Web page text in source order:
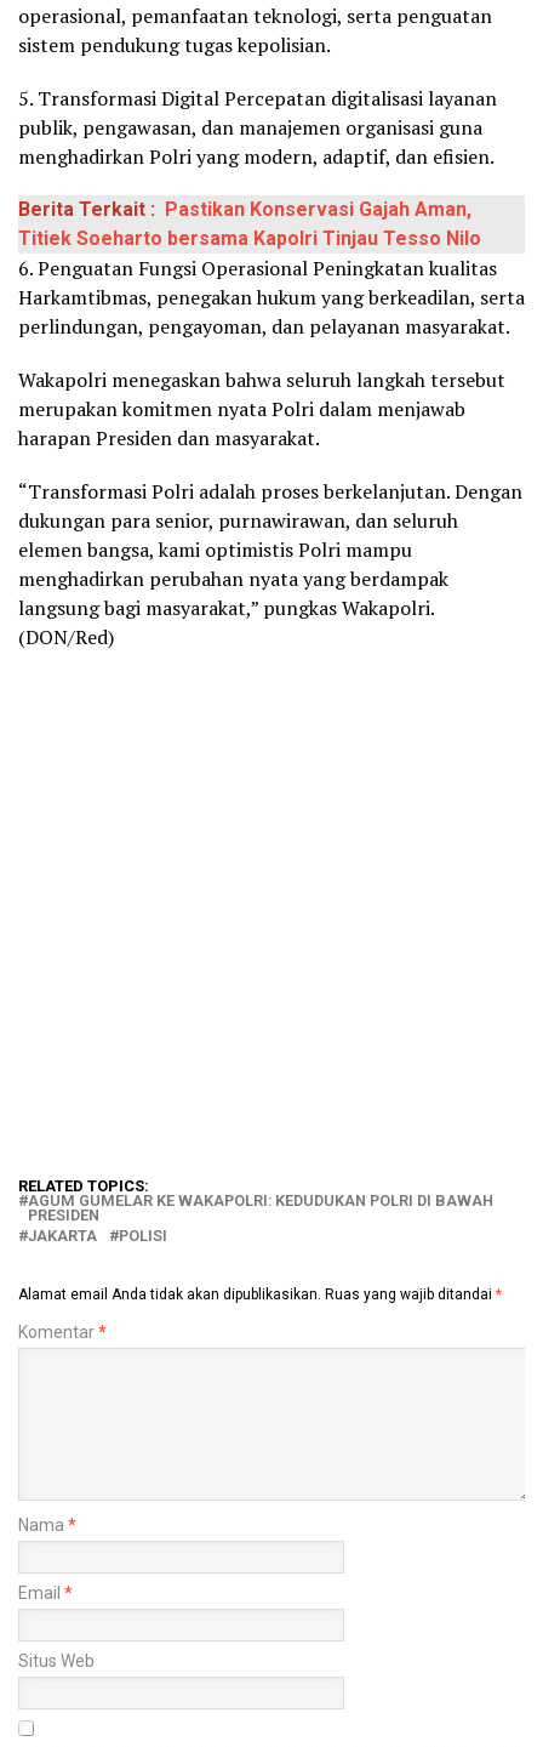
operasional, pemanfaatan teknologi, serta penguatan
sistem pendukung tugas kepolisian.
5. Transformasi Digital Percepatan digitalisasi layanan
publik, pengawasan, dan manajemen organisasi guna
menghadirkan Polri yang modern, adaptif, dan efisien.
Berita Terkait : Pastikan Konservasi Gajah Aman,
Titiek Soeharto bersama Kapolri Tinjau Tesso Nilo
6. Penguatan Fungsi Operasional Peningkatan kualitas
Harkamtibmas, penegakan hukum yang berkeadilan, serta
perlindungan, pengayoman, dan pelayanan masyarakat.
Wakapolri menegaskan bahwa seluruh langkah tersebut
merupakan komitmen nyata Polri dalam menjawab
harapan Presiden dan masyarakat.
“Transformasi Polri adalah proses berkelanjutan. Dengan
dukungan para senior, purnawirawan, dan seluruh
elemen bangsa, kami optimistis Polri mampu
menghadirkan perubahan nyata yang berdampak
langsung bagi masyarakat,” pungkas Wakapolri.
(DON/Red)
RELATED TOPICS:
AGUM GUMELAR KE WAKAPOLRI: KEDUDUKAN POLRI DI BAWAH
PRESIDEN
JAKARTA
POLISI
Alamat email Anda tidak akan dipublikasikan. Ruas yang wajib ditandai *
Komentar*
Nama *
Email *
Situs Web